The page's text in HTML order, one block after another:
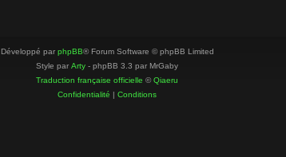
Développé par phpBB® Forum Software © phpBB Limited
Style par Arty - phpBB 3.3 par MrGaby
Traduction française officielle ©Qiaeru
Confidentialité | Conditions